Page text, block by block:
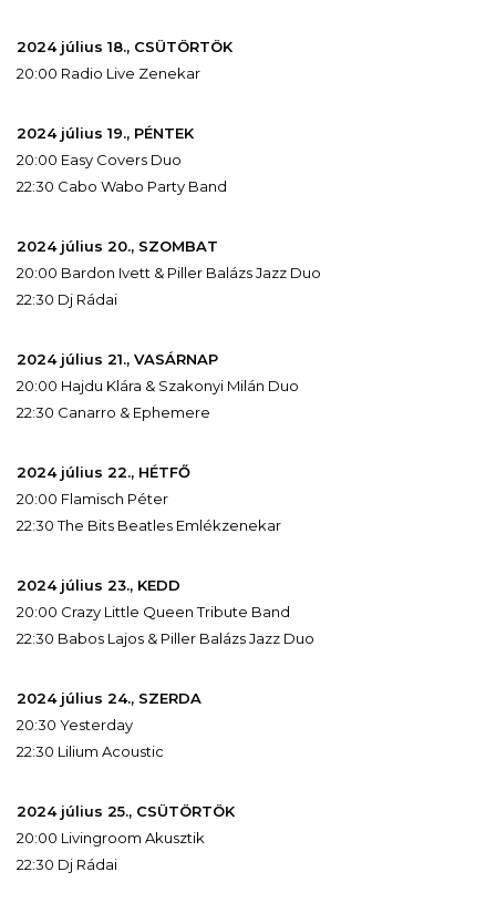
2024 július 18., CSÜTÖRTÖK
20:00 Radio Live Zenekar
2024 július 19., PÉNTEK
20:00 Easy Covers Duo
22:30 Cabo Wabo Party Band
2024 július 20., SZOMBAT
20:00 Bardon Ivett & Piller Balázs Jazz Duo
22:30 Dj Rádai
2024 július 21., VASÁRNAP
20:00 Hajdu Klára & Szakonyi Milán Duo
22:30 Canarro & Ephemere
2024 július 22., HÉTFŐ
20:00 Flamisch Péter
22:30 The Bits Beatles Emlékzenekar
2024 július 23., KEDD
20:00 Crazy Little Queen Tribute Band
22:30 Babos Lajos & Piller Balázs Jazz Duo
2024 július 24., SZERDA
20:30 Yesterday
22:30 Lilium Acoustic
2024 július 25., CSÜTÖRTÖK
20:00 Livingroom Akusztik
22:30 Dj Rádai